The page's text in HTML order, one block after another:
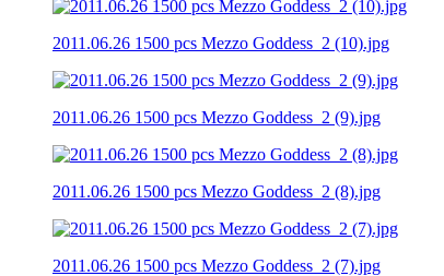
2011.06.26 1500 pcs Mezzo Goddess_2 (10).jpg
2011.06.26 1500 pcs Mezzo Goddess_2 (9).jpg
2011.06.26 1500 pcs Mezzo Goddess_2 (8).jpg
2011.06.26 1500 pcs Mezzo Goddess_2 (7).jpg